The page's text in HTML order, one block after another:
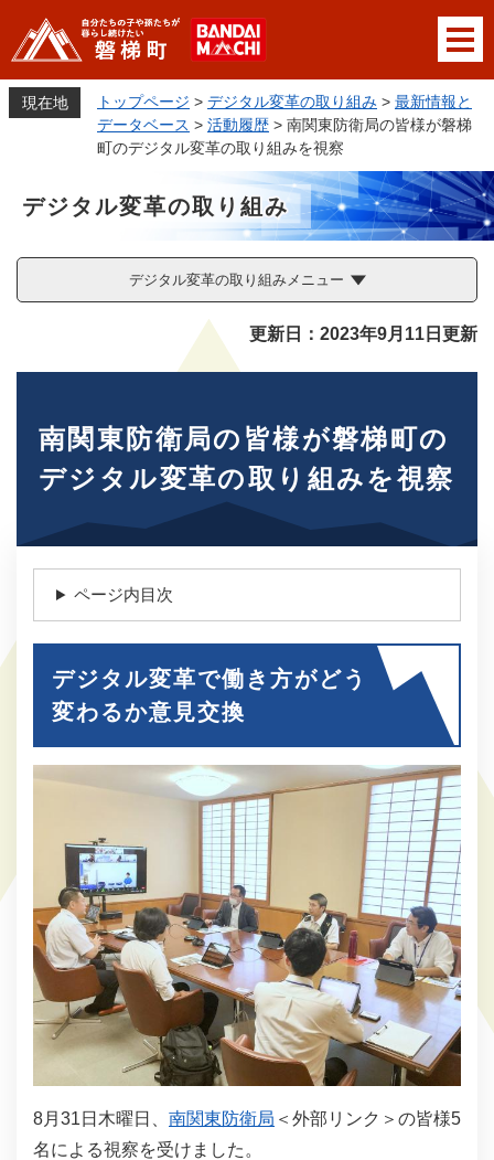
ジ
の
先
メニューを飛ばして本文へ
現在地 トップページ > デジタル変革の取り組み > 最新情報と
データベース > 活動履歴 > 南関東防衛局の皆様が磐梯
町のデジタル変革の取り組みを視察
デジタル変革の取り組み
デジタル変革の取り組みメニュー
更新日：2023年9月11日更新
南関東防衛局の皆様が磐梯町の
デジタル変革の取り組みを視察
ページ内目次
デジタル変革で働き方がどう
変わるか意見交換
8月31日木曜日、 南関東防衛局 ＜外部リンク＞ の皆様5
名による視察を受けました。